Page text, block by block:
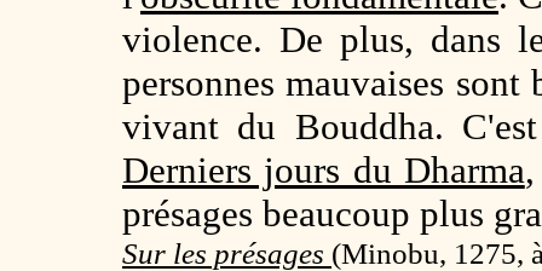
violence. De plus, dans
personnes mauvaises
vivant du Bouddha.
Derniers jours du Dharma
présages beaucoup plus
Sur les présages (Minobu, 1275,